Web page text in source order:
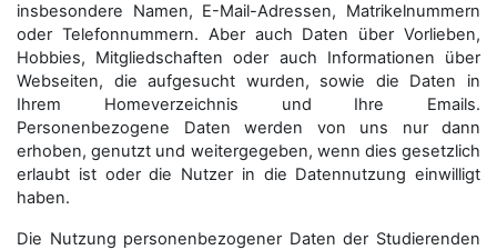
insbesondere Namen, E-Mail-Adressen, Matrikelnummern
oder Telefonnummern. Aber auch Daten über Vorlieben,
Hobbies, Mitgliedschaften oder auch Informationen über
Webseiten, die aufgesucht wurden, sowie die Daten in
Ihrem Homeverzeichnis und Ihre Emails.
Personenbezogene Daten werden von uns nur dann
erhoben, genutzt und weitergegeben, wenn dies gesetzlich
erlaubt ist oder die Nutzer in die Datennutzung einwilligt
haben.
Die Nutzung personenbezogener Daten der Studierenden